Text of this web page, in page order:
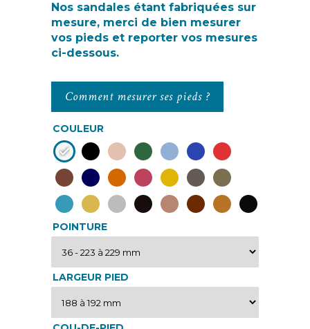
Nos sandales étant fabriquées sur
mesure, merci de bien mesurer
vos pieds et reporter vos mesures
ci-dessous.
Comment mesurer ses pieds ?
COULEUR
POINTURE
LARGEUR PIED